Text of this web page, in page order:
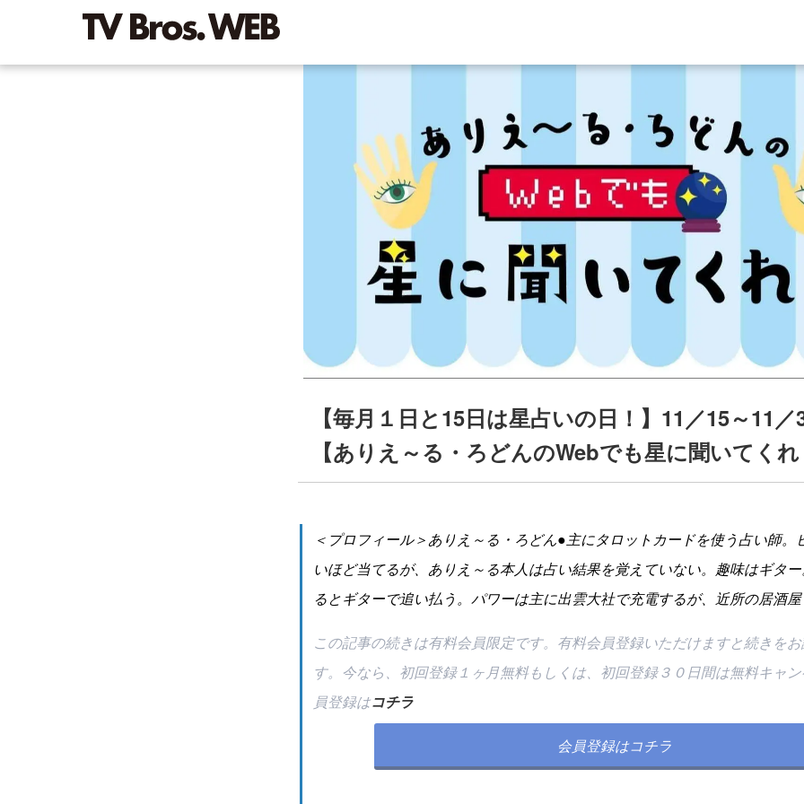
【毎月１日と15日は星占いの日！】11／15～11
【ありえ～る・ろどんのWebでも星に聞いてく
＜プロフィール＞ありえ～る・ろどん●主にタロットカードを使う占い師。
いほど当てるが、ありえ～る本人は占い結果を覚えていない。趣味はギター
るとギターで追い払う。パワーは主に出雲大社で充電するが、近所の居酒
この記事の続きは有料会員限定です。有料会員登録いただけますと続きを
す。今なら、初回登録１ヶ月無料もしくは、初回登録３０日間は無料キャ
員登録はコチラ
会員登録はコチラ